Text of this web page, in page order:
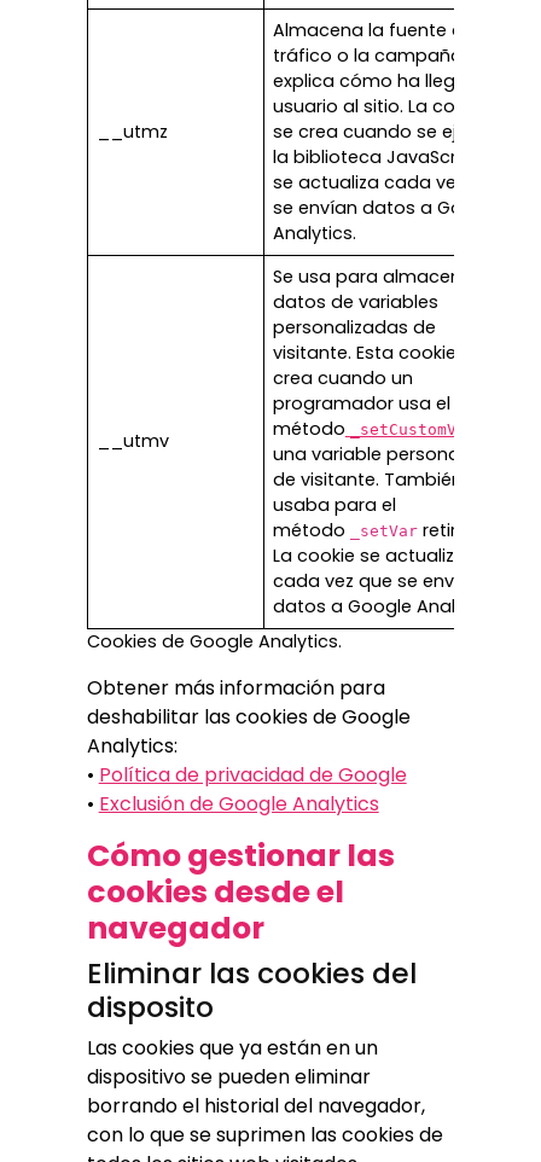
__utmz
Almacena la fuente de
tráfico o la campaña que
explica cómo ha llegado el
usuario al sitio. La cookie
se crea cuando se ejecuta
la biblioteca JavaScript y
se actualiza cada vez que
se envían datos a Google
Analytics.
__utmv
Se usa para almacenar
datos de variables
personalizadas de
visitante. Esta cookie se
crea cuando un
programador usa el
método
_setCustomVar
una variable personalizada
de visitante. También se
usaba para el
método
_setVarretirado.
La cookie se actualiza
cada vez que se envían
datos a Google Analytics.
Cookies de Google Analytics.
Obtener más información para
deshabilitar las cookies de Google
Analytics:
• Política de privacidad de Google
• Exclusión de Google Analytics
Cómo gestionar las
cookies desde el
navegador
Eliminar las cookies del
disposito
Las cookies que ya están en un
dispositivo se pueden eliminar
borrando el historial del navegador,
con lo que se suprimen las cookies de